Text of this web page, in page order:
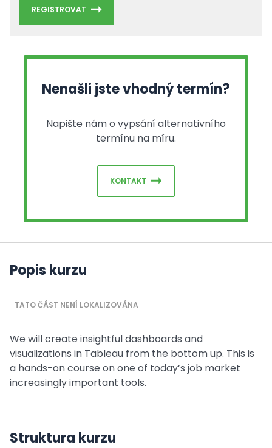
REGISTROVAT
Nenašli jste vhodný termín?
Napište nám o vypsání alternativního
termínu na míru.
KONTAKT
Popis kurzu
TATO ČÁST NENÍ LOKALIZOVÁNA
We will create insightful dashboards and
visualizations in Tableau from the bottom up. This is
a hands-on course on one of today’s job market
increasingly important tools.
Struktura kurzu